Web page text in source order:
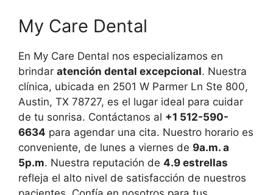
My Care Dental
En My Care Dental nos especializamos en
brindar atención dental excepcional. Nuestra
clínica, ubicada en 2501 W Parmer Ln Ste 800,
Austin, TX 78727, es el lugar ideal para cuidar
de tu sonrisa. Contáctanos al +1 512-590-
6634 para agendar una cita. Nuestro horario es
conveniente, de lunes a viernes de 9a.m. a
5p.m. Nuestra reputación de 4.9 estrellas
refleja el alto nivel de satisfacción de nuestros